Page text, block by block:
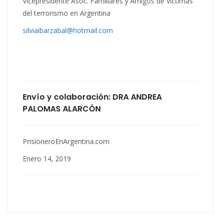
del terrorismo en Argentina
silviaibarzabal@hotmail.com
Envío y colaboración: DRA ANDREA
PALOMAS ALARCÓN
PrisioneroEnArgentina.com
Enero 14, 2019